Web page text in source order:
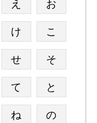
え
お
け
こ
せ
そ
て
と
ね
の